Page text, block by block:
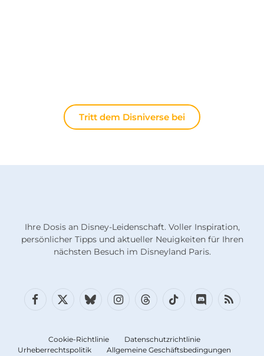
Tritt dem Disniverse bei
Ihre Dosis an Disney-Leidenschaft. Voller Inspiration,
persönlicher Tipps und aktueller Neuigkeiten für Ihren
nächsten Besuch im Disneyland Paris.
Facebook
X
BlueskyInstagramFäden TikTokDiskordRSS
Cookie-Richtlinie
Datenschutzrichtlinie
Urheberrechtspolitik
Allgemeine Geschäftsbedingungen